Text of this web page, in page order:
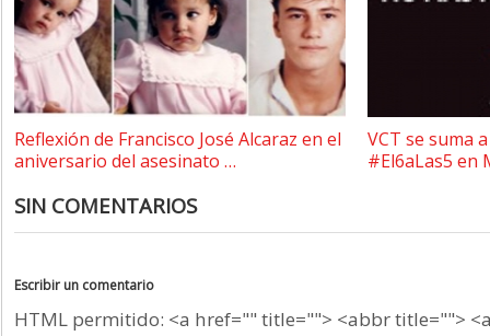
Reflexión de Francisco José Alcaraz en el
aniversario del asesinato …
VCT se suma
#El6aLas5 en
SIN COMENTARIOS
Escribir un comentario
HTML permitido: <a href="" title=""> <abbr title="">